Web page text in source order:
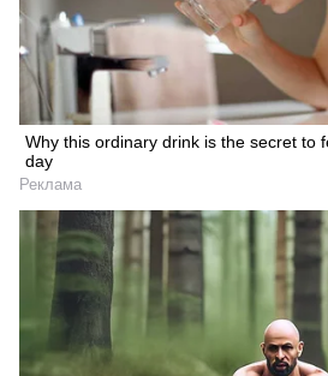
Why this ordinary drink is the secret to
day
Реклама